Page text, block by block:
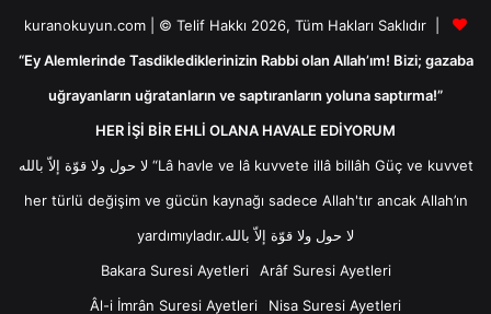
kuranokuyun.com | © Telif Hakkı 2026, Tüm Hakları Saklıdır |
“Ey Alemlerinde Tasdiklediklerinizin Rabbi olan Allah’ım! Bizi; gazaba
uğrayanların uğratanların ve saptıranların yoluna saptırma!”
HER İŞİ BİR EHLİ OLANA HAVALE EDİYORUM
لا حول ولا قوّة إلاّ بالله “Lâ havle ve lâ kuvvete illâ billâh Güç ve kuvvet
her türlü değişim ve gücün kaynağı sadece Allah'tır ancak Allah’ın
yardımıyladır.لا حول ولا قوّة إلاّ بالله
Bakara Suresi Ayetleri
Arâf Suresi Ayetleri
Âl-i İmrân Suresi Ayetleri
Nisa Suresi Ayetleri